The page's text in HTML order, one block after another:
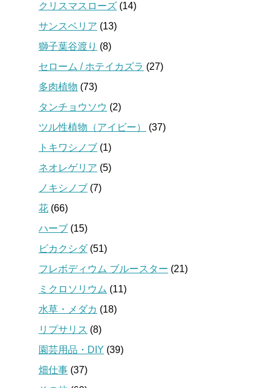
クリスマスローズ (14)
サンスベリア (13)
獅子葉谷渡り (8)
セローム / ホテイカズラ (27)
多肉植物 (73)
タンチョウソウ (2)
ツル性植物（アイビー）
(37)
トキワシノブ (1)
ネオレゲリア (5)
ノキシノブ (7)
花 (66)
ハーブ (15)
ビカクシダ(51)
フレボディウム ブルースター (21)
ミクロソリウム (11)
水草・メダカ (18)
リプサリス (8)
園芸用品・DIY (39)
畑仕事 (37)